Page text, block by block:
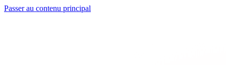
Passer au contenu principal